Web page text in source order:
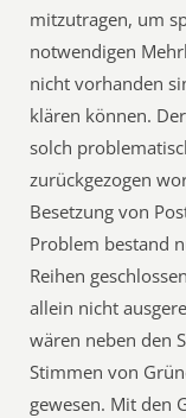
mitzutragen, um
notwendigen
nicht vorhanden
klären können.
solch
zurückgezogen
Besetzung von
Problem bestand
Reihen
allein nicht
wären neben den
Stimmen von
gewesen. Mit den